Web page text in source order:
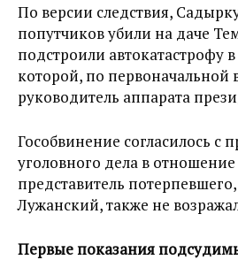
По версии следствия,
попутчиков убили на даче
подстроили автокатастрофу
которой, по первоначальной
руководитель аппарата
Гособвинение согласилось с
уголовного дела в
представитель
Лужанский, также не
Первые показания